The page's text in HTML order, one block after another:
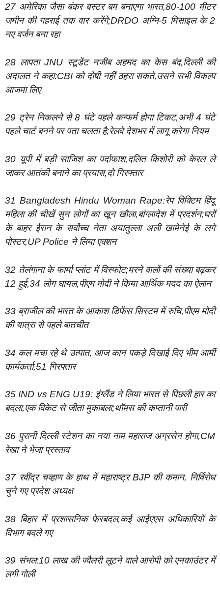
27 अमेरिका जैसा बंकर बस्टर बम बनाएगा भारत,80-100 मीटर
जमीन की गहराई तक वार करेंगे;DRDO अग्नि-5 मिसाइल के 2
नए वर्जन बना रहा
28 लापता JNU स्टूडेंट नजीब अहमद का केस बंद,दिल्ली की
अदालत ने कहा:CBI को दोषी नहीं ठहरा सकते,उसने सभी विकल्प
आजमा लिए
29 ​​ट्रेन निकलने से 8 घंटे पहले कन्फर्म होगा टिकट,अभी 4 घंटे
पहले चार्ट बनने पर पता चलता है;रेलवे देशभर में लागू करेगा नियम
30 यूपी में बड़ी साजिश का पर्दाफाश,दलित किशोरी को केरल ले
जाकर आतंकी बनाने का प्रयास,दो गिरफ्तार
31 ​​Bangladesh Hindu Woman Rape:रेप विक्टिम हिंदू
महिला की चीखें सुन लोगों का खून खौला,बांग्लादेश में प्रदर्शन;घरों
के बाहर ईरान के सर्वोच्च नेता अयातुल्ला अली खामेनेई के लगे
पोस्टर,UP Police ने लिया एक्शन
32 तेलंगाना के फार्मा प्लांट में विस्फोट;मरने वालों की संख्या बढ़कर
12 हुई,34 लोग घायल,पीएम मोदी ने किया आर्थिक मदद का ऐलान
33 ​ब्राजील की भारत के आकाश डिफेंस सिस्टम में रुचि,पीएम मोदी
की यात्रा से पहले बातचीत
34 कल मचा रहे थे उत्पात, आज कान पकड़े दिखाई दिए भीम आर्मी
कार्यकर्ता,51 गिरफ्तार
35 IND vs ENG U19: इंग्लैंड ने लिया भारत से पिछली हार का
बदला,एक विकेट से जीता मुकाबला;थॉमस की कप्तानी पारी
36 पुरानी दिल्ली स्टेशन का नया नाम महाराज अग्रसेन होगा,CM
रेखा ने भेजा प्रस्ताव
37 रवींद्र चव्हाण के हाथ में महाराष्ट्र BJP की कमान, निर्विरोध
चुने गए प्रदेश अध्यक्ष
38 बिहार में प्रशासनिक फेरबदल,कई आईएएस अधिकारियों के
विभाग बदले गए
39 संभल:10 लाख की ज्वैलरी लूटने वाले आरोपी को एनकाउंटर में
लगी गोली